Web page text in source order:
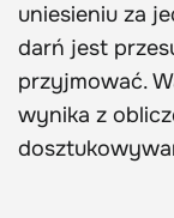
uniesieniu za
darń jest
przyjmować.
wynika z